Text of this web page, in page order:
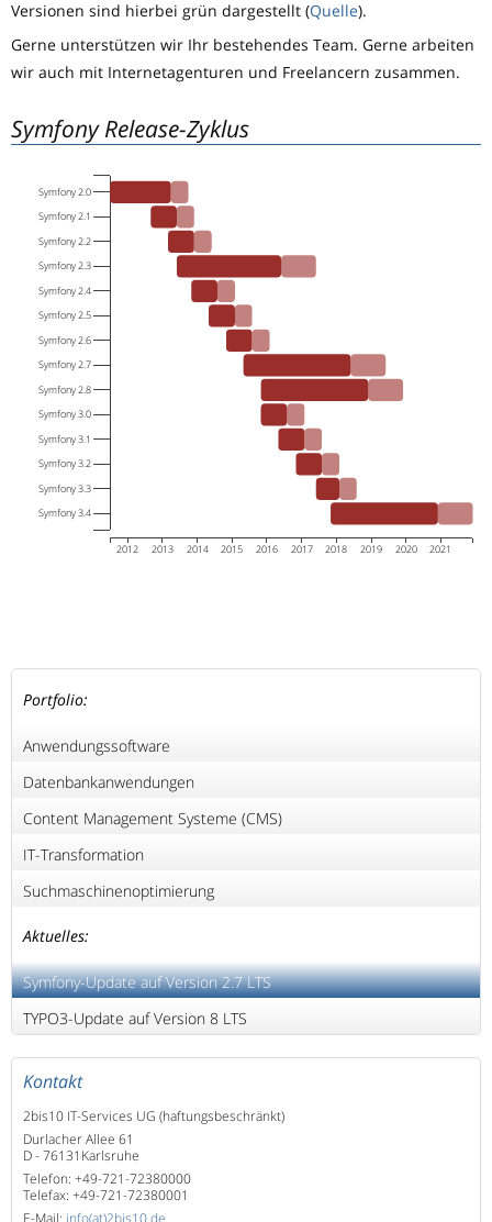
Versionen sind hierbei grün dargestellt (Quelle).
Gerne unterstützen wir Ihr bestehendes Team. Gerne arbeiten
wir auch mit Internetagenturen und Freelancern zusammen.
Symfony Release-Zyklus
Symfony 2.0
Symfony 2.1
Symfony 2.2
Symfony 2.3
Symfony 2.4
Symfony 2.5
Symfony 2.6
Symfony 2.7
Symfony 2.8
Symfony 3.0
Symfony 3.1
Symfony 3.2
Symfony 3.3
Symfony 3.4
2012 2013 2014 2015 2016 2017 2018 2019 2020 2021
Portfolio:
Anwendungssoftware
Datenbankanwendungen
Content Management Systeme (CMS)
IT-Transformation
Suchmaschinenoptimierung
Aktuelles:
Symfony-Update auf Version 2.7 LTS
TYPO3-Update auf Version 8 LTS
Kontakt
2bis10 IT-Services UG (haftungsbeschränkt)
Durlacher Allee 61
D - 76131 Karlsruhe
Telefon: +49-721-72380000
Telefax: +49-721-72380001
E-Mail: info(at)2bis10.de